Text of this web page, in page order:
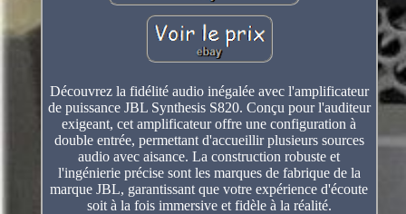
Découvrez la fidélité audio inégalée avec l'amplificateur
de puissance JBL Synthesis S820. Conçu pour l'auditeur
exigeant, cet amplificateur offre une configuration à
double entrée, permettant d'accueillir plusieurs sources
audio avec aisance. La construction robuste et
l'ingénierie précise sont les marques de fabrique de la
marque JBL, garantissant que votre expérience d'écoute
soit à la fois immersive et fidèle à la réalité.